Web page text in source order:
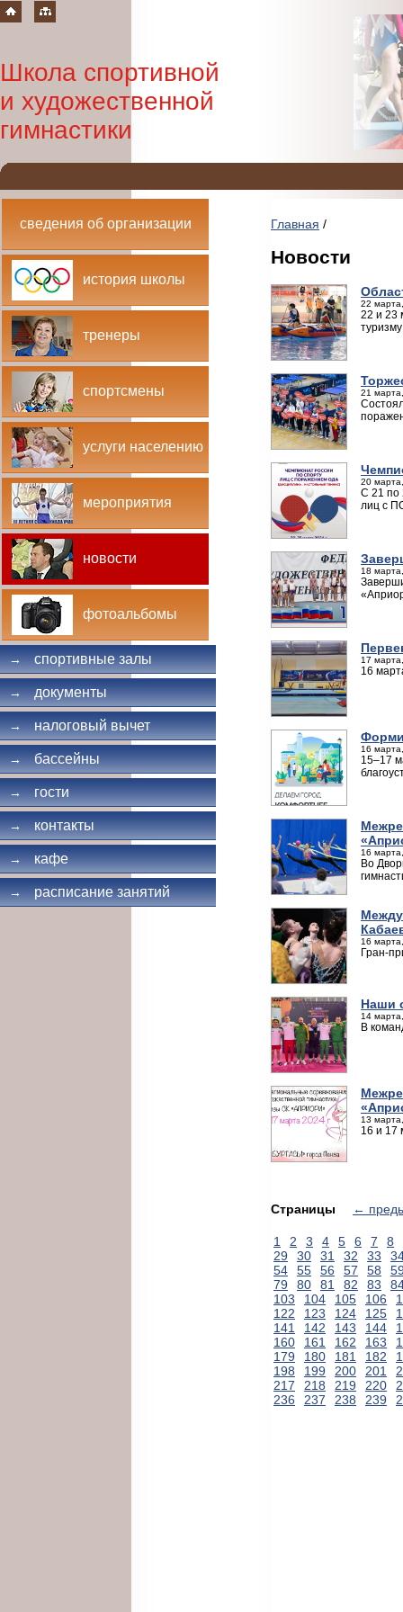
Школа спортивной
и художественной
гимнастики
сведения об организации
история школы
тренеры
спортсмены
услуги населению
мероприятия
новости
фотоальбомы
→ спортивные залы
→ документы
→ налоговый вычет
→ бассейны
→ гости
→ контакты
→ кафе
→ расписание занятий
Главная /
Новости
22
22 и 23
21
20
С 21 по
лиц с
18
17
16
16
15–17
16
Во
16
Гран-
Наши
14
В
13
16 и 17
Страницы ←
1 2 3 4 5 6 7
8
29
30 31 32 33
54
55 56 57 58
79
80 81 82 83
103
104 105 106
122
123 124 125
141
142 143 144
160
161 162 163
179
180 181 182
198
199 200 201
217
218 219 220
236
237 238 239